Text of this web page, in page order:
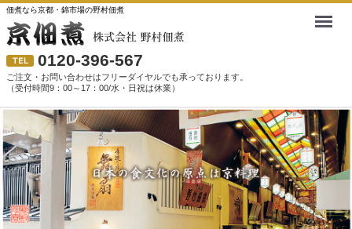
佃煮なら京都・錦市場の野村佃煮
0120-396-567
ご注文・お問い合わせはフリーダイヤルでも承っております。
（受付時間9：00～17：00/水・日祝は休業）